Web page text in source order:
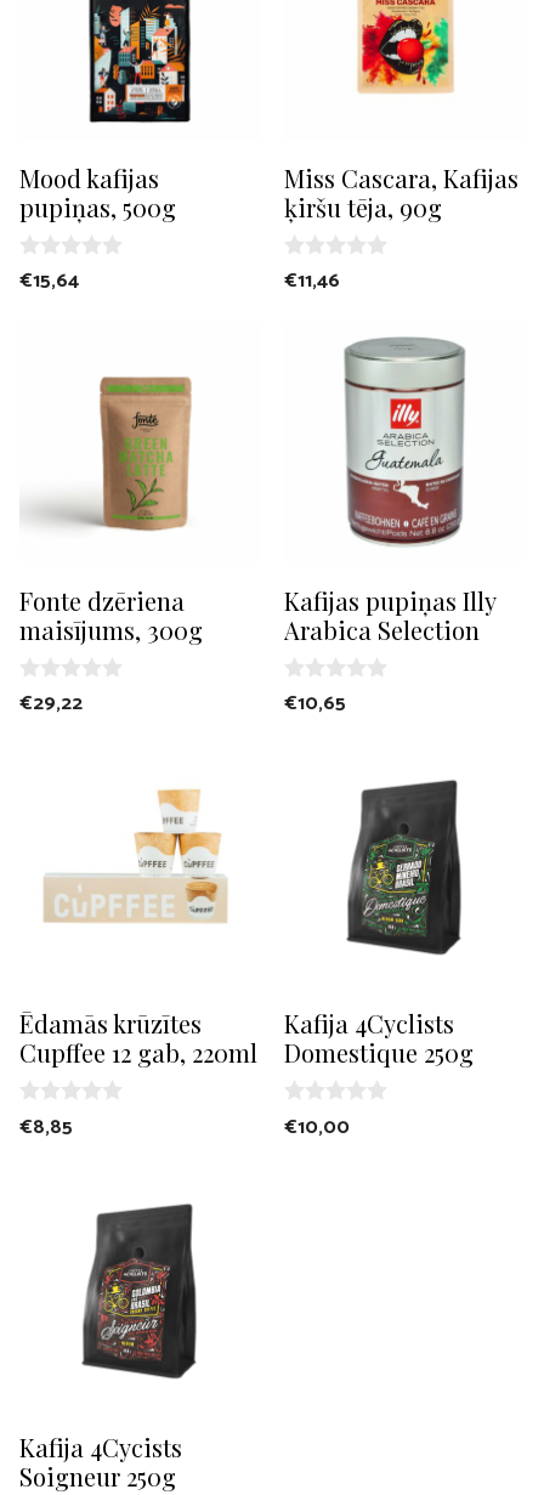
Mood kafijas
pupiņas, 500g
0
o
€15,64
Miss Cascara, Kafijas
ķiršu tēja, 90g
0
o
€11,46
Fonte dzēriena
maisījums, 300g
0
o
€29,22
Kafijas pupiņas Illy
Arabica Selection
0
o
€10,65
Ēdamās krūzītes
Cupffee 12 gab, 220ml
0
o
€8,85
Kafija 4Cyclists
Domestique 250g
0
o
€10,00
Kafija 4Cycists
Soigneur 250g